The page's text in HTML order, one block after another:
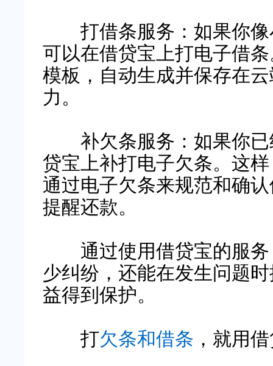
打借条服务：如果你像
可以在借贷宝上打电子借
模板，自动生成并保存在
力。
补欠条服务：如果你已
贷宝上补打电子欠条。这
通过电子欠条来规范和确
提醒还款。
通过使用借贷宝的服务
少纠纷，还能在发生问题
益得到保护。
打欠条和借条 ，就用